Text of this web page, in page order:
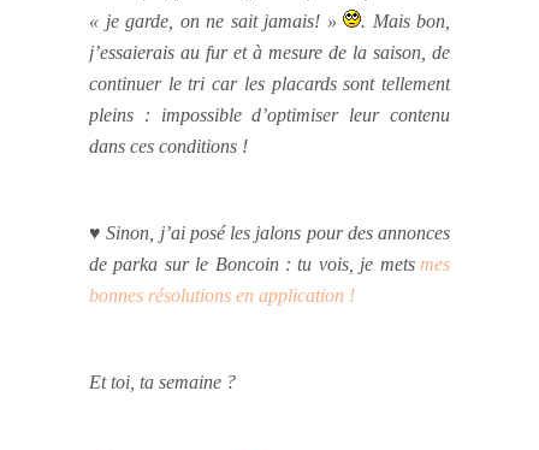
« je garde, on ne sait jamais! »
. Mais bon,
j’essaierais au fur et à mesure de la saison, de
continuer le tri car les placards sont tellement
pleins : impossible d’optimiser leur contenu
dans ces conditions !
♥ Sinon, j’ai posé les jalons pour des annonces
de parka sur le Boncoin : tu vois, je mets mes
bonnes résolutions en application !
Et toi, ta semaine ?